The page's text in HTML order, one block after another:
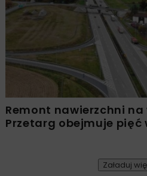
Remont nawierzchni na
Przetarg obejmuje pięć
Załaduj